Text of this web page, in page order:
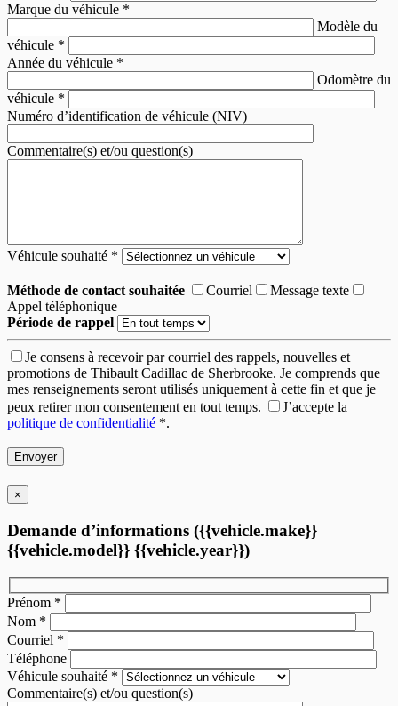
Marque du véhicule *
Modèle du
véhicule *
Année du véhicule *
Odomètre du
véhicule *
Numéro d’identification de véhicule (NIV)
Commentaire(s) et/ou question(s)
Véhicule souhaité *
Méthode de contact souhaitée Courriel
Message texte
Appel téléphonique
Période de rappel
Je consens à recevoir par courriel des rappels, nouvelles et
promotions de Thibault Cadillac de Sherbrooke. Je comprends que
mes renseignements seront utilisés uniquement à cette fin et que je
peux retirer mon consentement en tout temps.
J’accepte la
politique de confidentialité *.
×
Demande d’informations ({{vehicle.make}}
{{vehicle.model}} {{vehicle.year}})
Prénom *
Nom *
Courriel *
Téléphone
Véhicule souhaité *
Commentaire(s) et/ou question(s)